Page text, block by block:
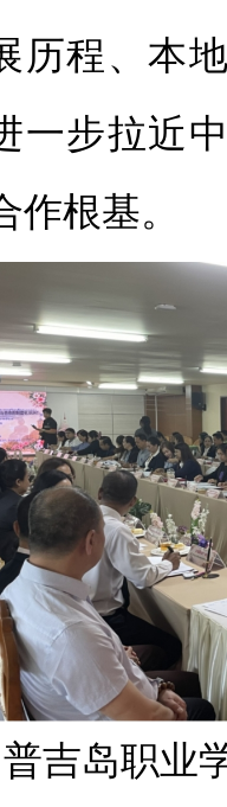
历程、本
一步拉近
作根基。
普吉岛职业